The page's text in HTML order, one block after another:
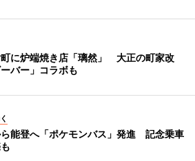
に炉端焼き店「璃然」 大正の町家改
バー」コラボも
能登へ「ポケモンバス」発進 記念乗車